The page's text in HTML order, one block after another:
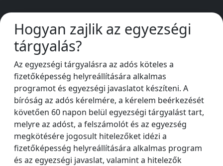
Hogyan zajlik az egyezségi
tárgyalás?
Az egyezségi tárgyalásra az adós köteles a
fizetőképesség helyreállítására alkalmas
programot és egyezségi javaslatot készíteni. A
bíróság az adós kérelmére, a kérelem beérkezését
követően 60 napon belül egyezségi tárgyalást tart,
melyre az adóst, a felszámolót és az egyezség
megkötésére jogosult hitelezőket idézi a
fizetőképesség helyreállítására alkalmas program
és az egyezségi javaslat, valamint a hitelezők